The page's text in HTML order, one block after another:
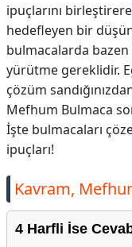
ipuçlarını
hedefleyen bir
bulmacalarda bazen
yürütme gereklidir.
çözüm
Mefhum Bulmaca
İşte bulmacaları
ipuçları!
Kavram,
4 Harfli İse